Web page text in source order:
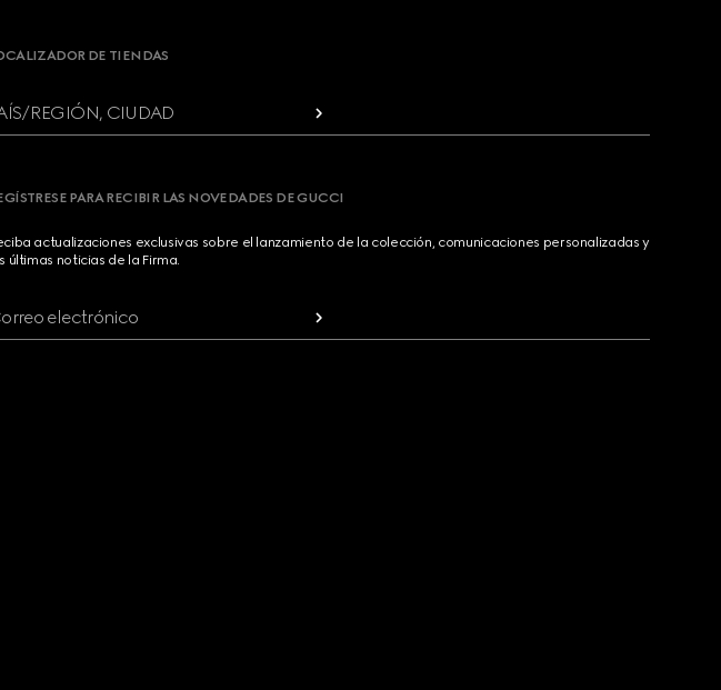
DE TIENDAS
REGIÓN, CIUDAD
PARA RECIBIR LAS NOVEDADES DE GUCCI
actualizaciones exclusivas sobre el lanzamiento de la colección, comunicaciones personalizadas y
últimas noticias de la Firma.
electrónico